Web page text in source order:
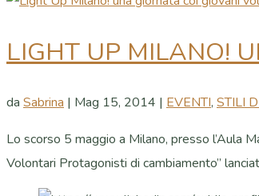
LIGHT UP MILANO!
da Sabrina | Mag 15, 2014 | EVENTI, STILI
Lo scorso 5 maggio a Milano, presso l’Aula
Volontari Protagonisti di cambiamento”